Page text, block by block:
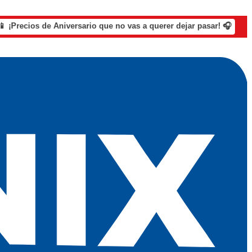
📱 ¡Precios de Aniversario que no vas a querer dejar pasar! 🎧